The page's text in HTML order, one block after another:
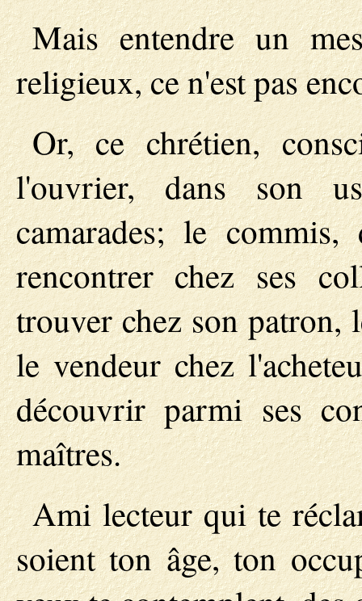
Mais entendre un
religieux, ce n'est pas
Or, ce chrétien,
l'ouvrier, dans son
camarades; le
rencontrer chez ses
trouver chez son patron,
le vendeur chez
découvrir parmi ses
maîtres.
Ami lecteur qui te
soient ton âge, ton